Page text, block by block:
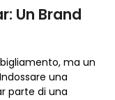
Un Brand
ma un
una
parte di una